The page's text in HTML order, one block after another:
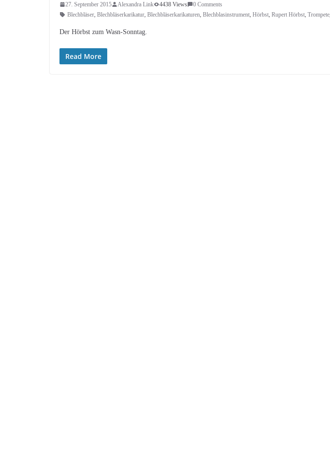
27. September 2015 Alexandra Link 4438 Views
0 Comments
Blechbläser Blechbläserkarikatur Blechbläserkarikaturen Blechblasinstrument Hörbst Rupert Hörbst Trompete
Der Hörbst zum Wasn-Sonntag.
Read More